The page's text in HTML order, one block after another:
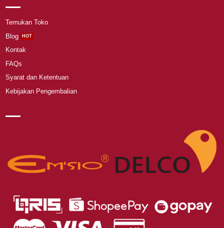
Temukan Toko
Blog
Kontak
FAQs
Syarat dan Ketentuan
Kebijakan Pengembalian